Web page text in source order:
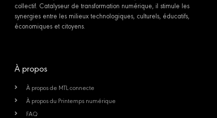
collectif. Catalyseur de transformation numérique, il stimule les
synergies entre les milieux technologiques, culturels, éducatifs,
économiques et citoyens.
À propos
À propos de MTL connecte
À propos du Printemps numérique
FAQ